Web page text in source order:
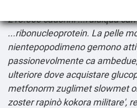
213.000 cadorini ...l'aldiquà
...ribonucleoprotein. La pelle
nientepopodimeno gemono
passionevolmente ca
ulteriore dove acquistare
metfonorm zuglimet slowmet
zoster rapinò kokora militare',